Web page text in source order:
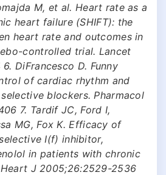
M, et al. Heart rate as a
heart failure (SHIFT): the
heart rate and outcomes in
controlled trial. Lancet
DiFrancesco D. Funny
of cardiac rhythm and
blockers. Pharmacol
7. Tardif JC, Ford I,
MG, Fox K. Efficacy of
I(f) inhibitor,
in patients with chronic
J 2005;26:2529-2536